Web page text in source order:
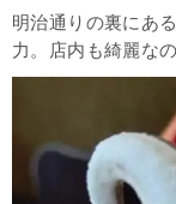
明治通りの裏にあ
力。店内も綺麗な